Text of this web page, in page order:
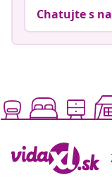
Chatujte s